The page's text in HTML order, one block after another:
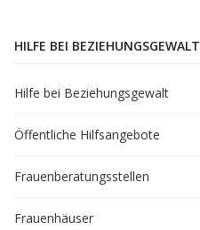
HILFE BEI BEZIEHUNGSGEWALT
Hilfe bei Beziehungsgewalt
Öffentliche Hilfsangebote
Frauenberatungsstellen
Frauenhäuser